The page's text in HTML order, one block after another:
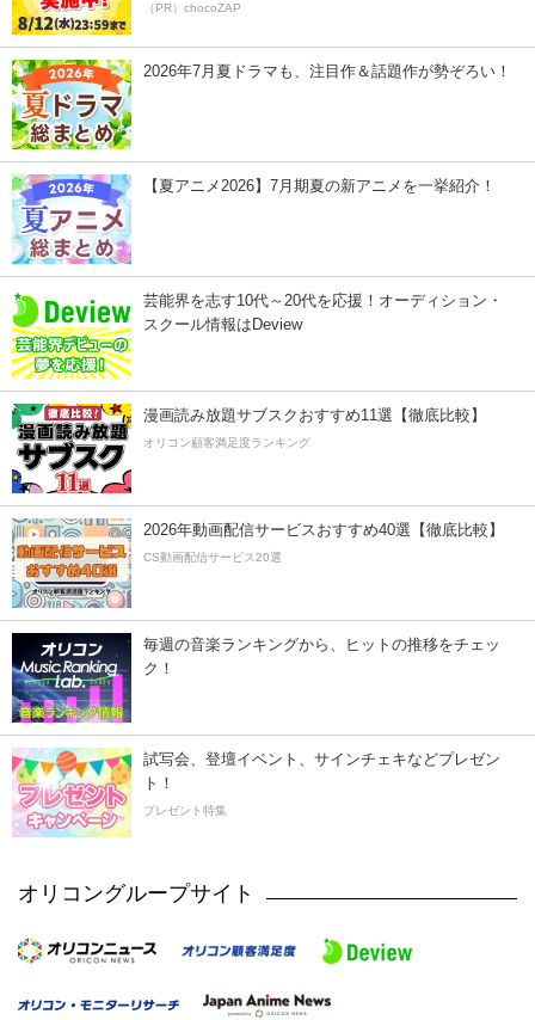
（PR）chocoZAP
2026年7月夏ドラマも、注目作＆話題作が勢ぞろい！
【夏アニメ2026】7月期夏の新アニメを一挙紹介！
芸能界を志す10代～20代を応援！オーディション・
スクール情報はDeview
漫画読み放題サブスクおすすめ11選【徹底比較】
オリコン顧客満足度ランキング
2026年動画配信サービスおすすめ40選【徹底比較】
CS動画配信サービス20選
毎週の音楽ランキングから、ヒットの推移をチェッ
ク！
試写会、登壇イベント、サインチェキなどプレゼン
ト！
プレゼント特集
オリコングループサイト